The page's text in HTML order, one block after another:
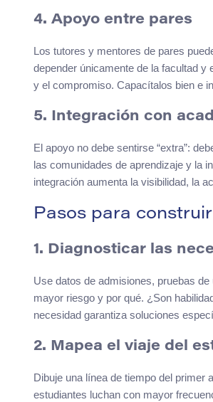
4. Apoyo entre pares
Los tutores y mentores de pares
depender únicamente de la facultad
y el compromiso. Capacítalos bien e
5. Integración con
El apoyo no debe sentirse “extra”:
las comunidades de aprendizaje y la
integración aumenta la visibilidad, la
Pasos para
1. Diagnosticar las
Use datos de admisiones, pruebas
mayor riesgo y por qué. ¿Son
necesidad garantiza soluciones
2. Mapea el viaje del
Dibuje una línea de tiempo del primer
estudiantes luchan con mayor